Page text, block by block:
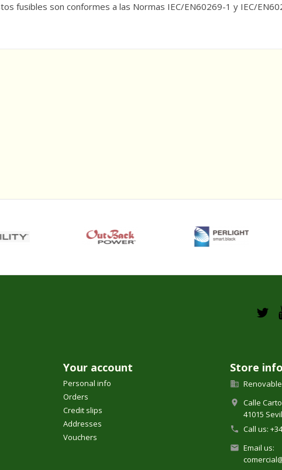
fusibles son conformes a las Normas IEC/EN60269-1 y IEC/
Your account
Personal info
Orders
Credit slips
Addresses
Vouchers
Store


Calle
41015
 Call us:
 Email us: